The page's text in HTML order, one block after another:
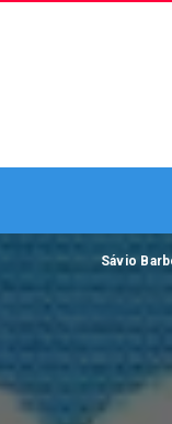
Sávio